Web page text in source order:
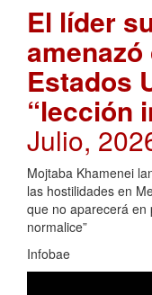
El líder
Estados
“lección
Julio,
Mojtaba Khamenei
las hostilidades en
que no aparecerá en
normalice”
Infobae